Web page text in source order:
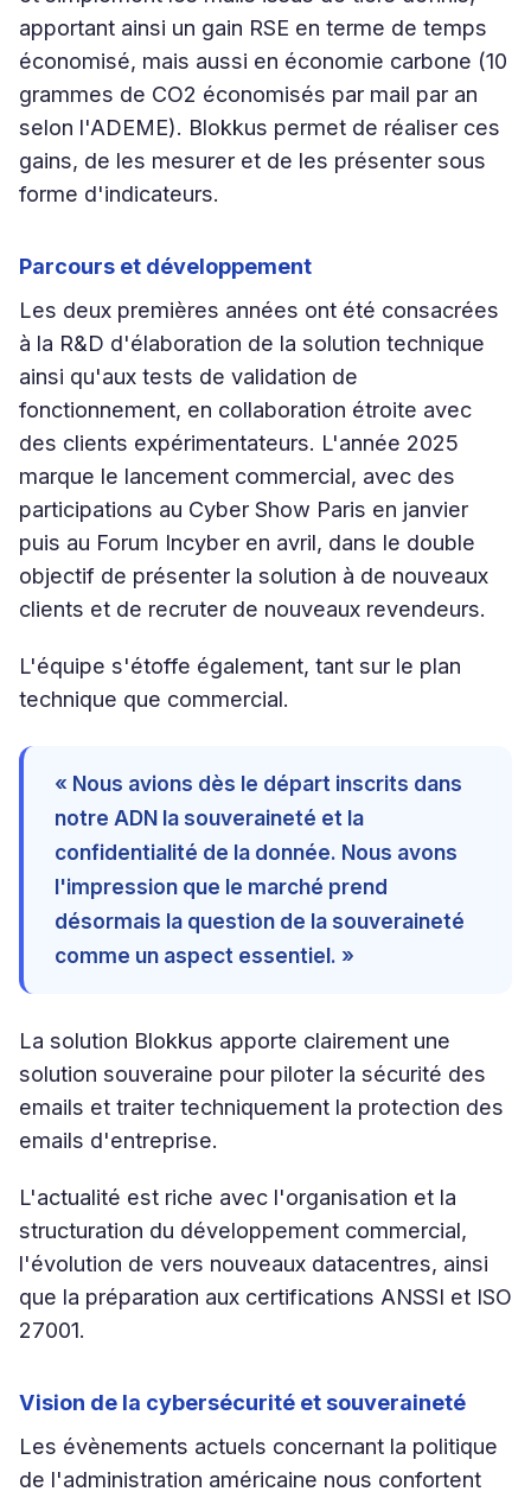
apportant ainsi un gain RSE en terme de temps
économisé, mais aussi en économie carbone (10
grammes de CO2 économisés par mail par an
selon l'ADEME). Blokkus permet de réaliser ces
gains, de les mesurer et de les présenter sous
forme d'indicateurs.
Parcours et développement
Les deux premières années ont été consacrées
à la R&D d'élaboration de la solution technique
ainsi qu'aux tests de validation de
fonctionnement, en collaboration étroite avec
des clients expérimentateurs. L'année 2025
marque le lancement commercial, avec des
participations au Cyber Show Paris en janvier
puis au Forum Incyber en avril, dans le double
objectif de présenter la solution à de nouveaux
clients et de recruter de nouveaux revendeurs.
L'équipe s'étoffe également, tant sur le plan
technique que commercial.
« Nous avions dès le départ inscrits dans
notre ADN la souveraineté et la
confidentialité de la donnée. Nous avons
l'impression que le marché prend
désormais la question de la souveraineté
comme un aspect essentiel. »
La solution Blokkus apporte clairement une
solution souveraine pour piloter la sécurité des
emails et traiter techniquement la protection des
emails d'entreprise.
L'actualité est riche avec l'organisation et la
structuration du développement commercial,
l'évolution de vers nouveaux datacentres, ainsi
que la préparation aux certifications ANSSI et ISO
27001.
Vision de la cybersécurité et souveraineté
Les évènements actuels concernant la politique
de l'administration américaine nous confortent